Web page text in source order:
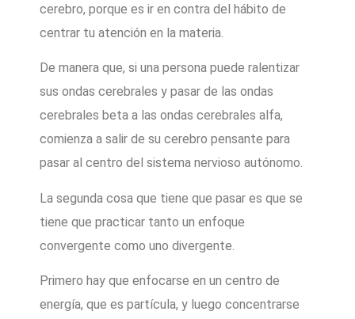
cerebro, porque es ir en contra del hábito de
centrar tu atención en la materia.
De manera que, si una persona puede ralentizar
sus ondas cerebrales y pasar de las ondas
cerebrales beta a las ondas cerebrales alfa,
comienza a salir de su cerebro pensante para
pasar al centro del sistema nervioso autónomo.
La segunda cosa que tiene que pasar es que se
tiene que practicar tanto un enfoque
convergente como uno divergente.
Primero hay que enfocarse en un centro de
energía, que es partícula, y luego concentrarse